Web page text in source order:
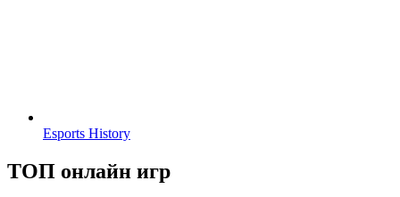
Esports History
ТОП онлайн игр